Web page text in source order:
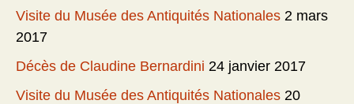
Visite du Musée des Antiquités Nationales 2 mars
2017
Décès de Claudine Bernardini 24 janvier 2017
Visite du Musée des Antiquités Nationales 20